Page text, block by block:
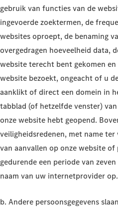
gebruik van functies van de
ingevoerde zoektermen, de
websites oproept, de benaming
overgedragen hoeveelheid data,
website terecht bent gekomen
website bezoekt, ongeacht of u
aanklikt of direct een domein in
tabblad (of hetzelfde venster)
onze website hebt geopend.
veiligheidsredenen, met name
van aanvallen op onze website
gedurende een periode van
naam van uw internetprovider op.
b. Andere persoonsgegevens